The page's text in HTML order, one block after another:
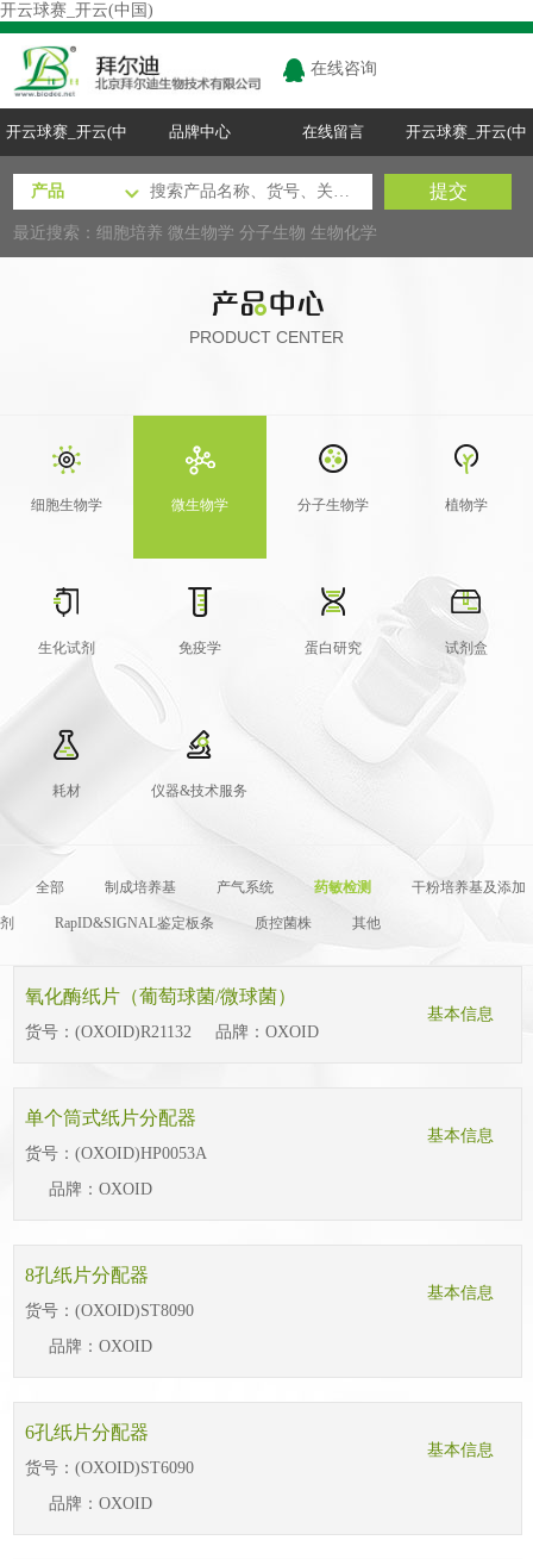
开云球赛_开云(中国)
在线咨询
开云球赛_开云(中
国)
品牌中心 在线留言 开云球赛_开云(中
国)
最近搜索：细胞培养 微生物学 分子生物 生物化学
PRODUCT CENTER
细胞生物学 微生物学 分子生物学 植物学
生化试剂 免疫学 蛋白研究 试剂盒
耗材 仪器&技术服务
全部 制成培养基 产气系统 药敏检测 干粉培养基及添加
剂 RapID&SIGNAL鉴定板条 质控菌株 其他
氧化酶纸片（葡萄球菌/微球菌）
基本信息
货号： (OXOID)R21132 品牌： OXOID
单个筒式纸片分配器
基本信息
货号： (OXOID)HP0053A
品牌： OXOID
8孔纸片分配器
基本信息
货号： (OXOID)ST8090
品牌： OXOID
6孔纸片分配器
基本信息
货号： (OXOID)ST6090
品牌： OXOID